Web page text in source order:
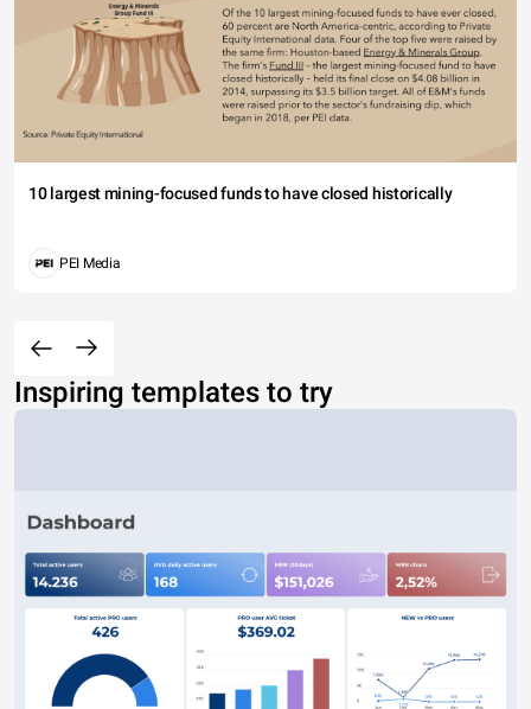
10 largest mining-focused funds to have closed historically
PEI Media
Inspiring templates to try